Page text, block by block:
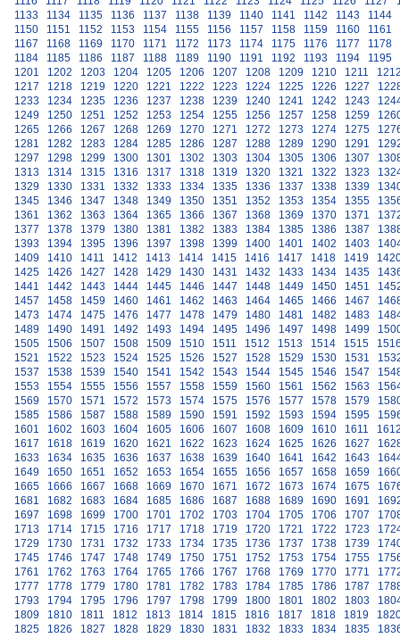
1133
1134 1135 1136 1137 1138 1139 1140 1141 1142 1143
1144
1150
1151 1152 1153 1154 1155 1156 1157 1158 1159 1160
1161
1167
1168 1169 1170 1171 1172 1173 1174 1175 1176 1177
1178
1184
1185 1186 1187 1188 1189 1190 1191 1192 1193 1194
1195
1201
1202 1203 1204 1205 1206 1207 1208 1209 1210 1211
1217
1218 1219 1220 1221 1222 1223 1224 1225 1226 1227
1233
1234 1235 1236 1237 1238 1239 1240 1241 1242 1243
1249
1250 1251 1252 1253 1254 1255 1256 1257 1258 1259
1265
1266 1267 1268 1269 1270 1271 1272 1273 1274 1275
1281
1282 1283 1284 1285 1286 1287 1288 1289 1290 1291
1297
1298 1299 1300 1301 1302 1303 1304 1305 1306 1307
1313
1314 1315 1316 1317 1318 1319 1320 1321 1322 1323
1329
1330 1331 1332 1333 1334 1335 1336 1337 1338 1339
1345
1346 1347 1348 1349 1350 1351 1352 1353 1354 1355
1361
1362 1363 1364 1365 1366 1367 1368 1369 1370 1371
1377
1378 1379 1380 1381 1382 1383 1384 1385 1386 1387
1393
1394 1395 1396 1397 1398 1399 1400 1401 1402 1403
1409
1410 1411 1412 1413 1414 1415 1416 1417 1418 1419
1425
1426 1427 1428 1429 1430 1431 1432 1433 1434 1435
1441
1442 1443 1444 1445 1446 1447 1448 1449 1450 1451
1457
1458 1459 1460 1461 1462 1463 1464 1465 1466 1467
1473
1474 1475 1476 1477 1478 1479 1480 1481 1482 1483
1489
1490 1491 1492 1493 1494 1495 1496 1497 1498 1499
1505
1506 1507 1508 1509 1510 1511 1512 1513 1514 1515
1521
1522 1523 1524 1525 1526 1527 1528 1529 1530 1531
1537
1538 1539 1540 1541 1542 1543 1544 1545 1546 1547
1553
1554 1555 1556 1557 1558 1559 1560 1561 1562 1563
1569
1570 1571 1572 1573 1574 1575 1576 1577 1578 1579
1585
1586 1587 1588 1589 1590 1591 1592 1593 1594 1595
1601
1602 1603 1604 1605 1606 1607 1608 1609 1610 1611
1617
1618 1619 1620 1621 1622 1623 1624 1625 1626 1627
1633
1634 1635 1636 1637 1638 1639 1640 1641 1642 1643
1649
1650 1651 1652 1653 1654 1655 1656 1657 1658 1659
1665
1666 1667 1668 1669 1670 1671 1672 1673 1674 1675
1681
1682 1683 1684 1685 1686 1687 1688 1689 1690 1691
1697
1698 1699 1700 1701 1702 1703 1704 1705 1706 1707
1713
1714 1715 1716 1717 1718 1719 1720 1721 1722 1723
1729
1730 1731 1732 1733 1734 1735 1736 1737 1738 1739
1745
1746 1747 1748 1749 1750 1751 1752 1753 1754 1755
1761
1762 1763 1764 1765 1766 1767 1768 1769 1770 1771
1777
1778 1779 1780 1781 1782 1783 1784 1785 1786 1787
1793
1794 1795 1796 1797 1798 1799 1800 1801 1802 1803
1809
1810 1811 1812 1813 1814 1815 1816 1817 1818 1819
1825
1826 1827 1828 1829 1830 1831 1832 1833 1834 1835